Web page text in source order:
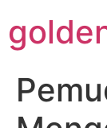
to
content